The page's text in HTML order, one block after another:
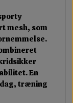
mesh, som
En
træning